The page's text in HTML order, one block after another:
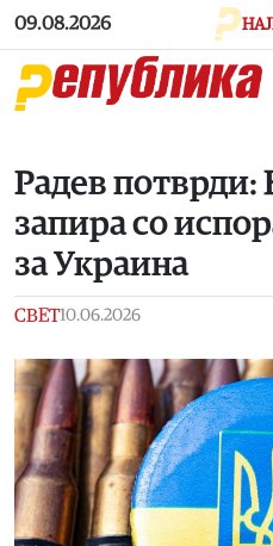
Skip to main content
09.08.2026
Радев потврди:
запира со
за Украина
СВЕТ10.06.2026